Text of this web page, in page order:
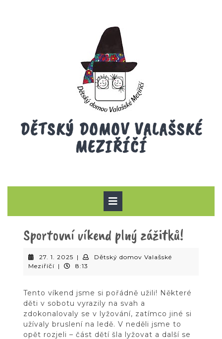
DĚTSKÝ DOMOV VALAŠSKÉ
MEZIŘÍČÍ
Button
Sportovní víkend plný zážitků!
27. 1. 2025 27.
1.
|
Dětský domov Valašské
Meziříčí Dětský
Meziříčí
| 8:13
Tento víkend jsme si pořádně užili! Některé
děti v sobotu vyrazily na svah a
zdokonalovaly se v lyžování, zatímco jiné si
užívaly bruslení na ledě. V neděli jsme to
opět rozjeli – část dětí šla lyžovat a další se